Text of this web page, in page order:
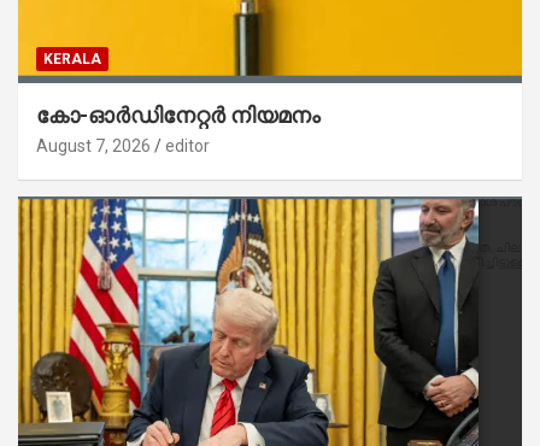
KERALA
കോ-ഓർഡിനേറ്റർ നിയമനം
August 7, 2026 editor